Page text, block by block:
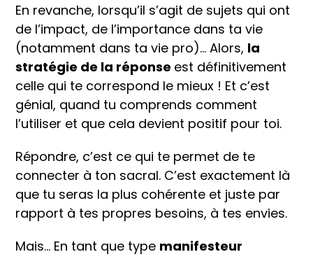
En revanche, lorsqu’il s’agit de sujets qui ont
de l’impact, de l’importance dans ta vie
(notamment dans ta vie pro)… Alors, la
stratégie de la réponse est définitivement
celle qui te correspond le mieux ! Et c’est
génial, quand tu comprends comment
l’utiliser et que cela devient positif pour toi.
Répondre, c’est ce qui te permet de te
connecter à ton sacral. C’est exactement là
que tu seras la plus cohérente et juste par
rapport à tes propres besoins, à tes envies.
Mais… En tant que type manifesteur